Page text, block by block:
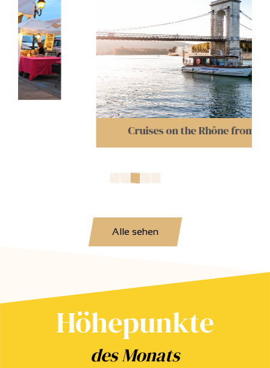
Cruises on the Rhône from Tournon
Alle sehen
Höhepunkte
des Monats